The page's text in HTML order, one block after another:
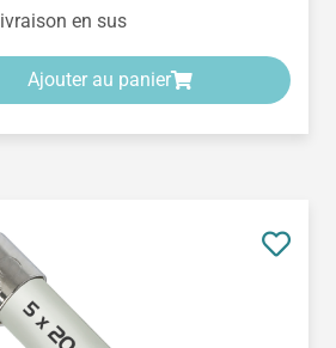
en sus
Ajouter au panier